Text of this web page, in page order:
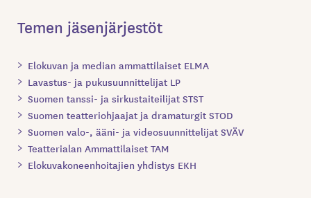
Temen jäsenjärjestöt
Elokuvan ja median ammattilaiset ELMA
Lavastus- ja pukusuunnittelijat LP
Suomen tanssi- ja sirkustaiteilijat STST
Suomen teatteriohjaajat ja dramaturgit STOD
Suomen valo-, ääni- ja videosuunnittelijat SVÄV
Teatterialan Ammattilaiset TAM
Elokuvakoneenhoitajien yhdistys EKH